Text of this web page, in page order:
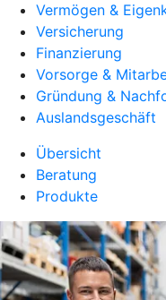
Vermögen &
Versicherung
Finanzierung
Vorsorge &
Gründung &
Auslandsgeschäft
Übersicht
Beratung
Produkte